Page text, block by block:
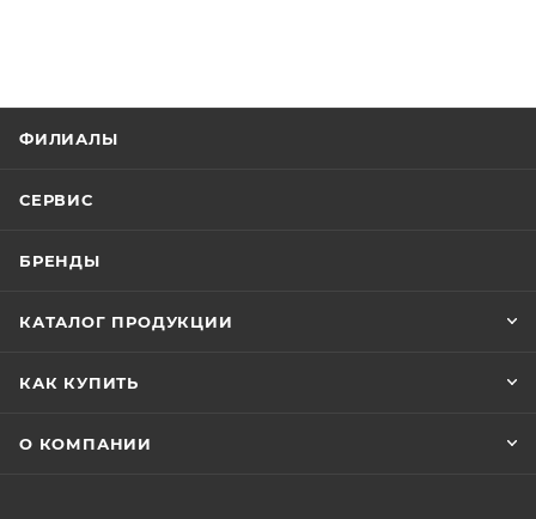
ФИЛИАЛЫ
СЕРВИС
БРЕНДЫ
КАТАЛОГ ПРОДУКЦИИ
КАК КУПИТЬ
О КОМПАНИИ